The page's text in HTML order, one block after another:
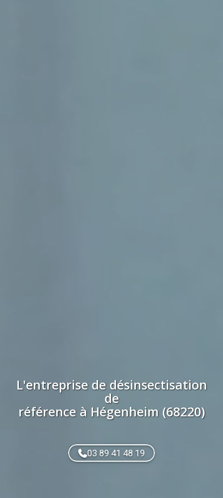
L'entreprise de désinsectisation
de
référence à Hégenheim (68220)
03 89 41 48 19